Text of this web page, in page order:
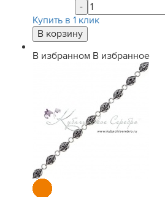
-
Купить в 1 клик
В избранном В избранное